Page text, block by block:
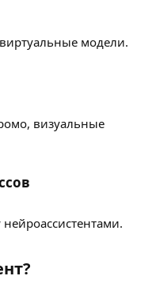
модели.
визуальные